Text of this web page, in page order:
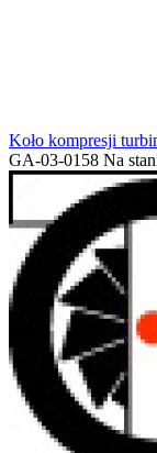
Koło kompresji
GA-03-0158 Na